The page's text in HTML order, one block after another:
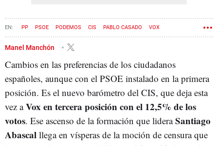
PP PSOE PODEMOS CIS PABLO CASADO VOX
SANTIAGO ABASCAL CONDE
Manel Manchón
Cambios en las preferencias de los ciudadanos
españoles, aunque con el PSOE instalado en la primera
posición. Es el nuevo barómetro del CIS, que deja esta
vez a Vox en tercera posición con el 12,5% de los
votos. Ese ascenso de la formación que lideraSantiago
Abascal llega en vísperas de la moción de censura que